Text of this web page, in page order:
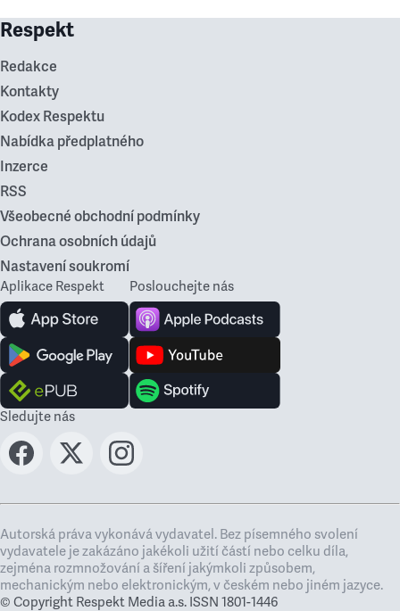
Respekt
Redakce
Kontakty
Kodex Respektu
Nabídka předplatného
Inzerce
RSS
Všeobecné obchodní podmínky
Ochrana osobních údajů
Nastavení soukromí
Aplikace Respekt Poslouchejte nás
Sledujte nás
Autorská práva vykonává vydavatel. Bez písemného svolení
vydavatele je zakázáno jakékoli užití částí nebo celku díla,
zejména rozmnožování a šíření jakýmkoli způsobem,
mechanickým nebo elektronickým, v českém nebo jiném jazyce.
© Copyright Respekt Media a.s. ISSN 1801-1446